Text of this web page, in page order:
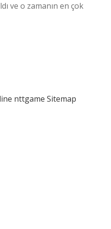
ve o zamanın en çok
nttgame Sitemap